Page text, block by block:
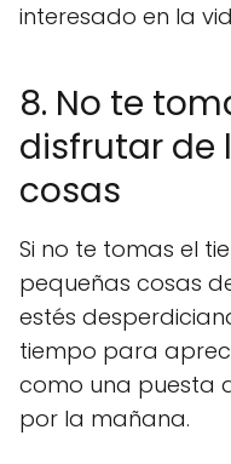
interesado en la
8. No te
disfrutar de
cosas
Si no te tomas el
pequeñas cosas
estés
tiempo para
como una puesta
por la mañana.